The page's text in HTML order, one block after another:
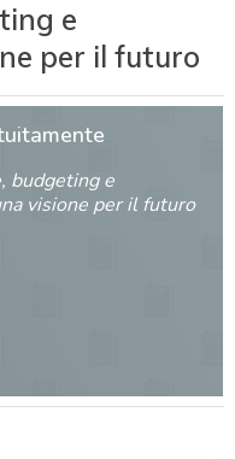
e
per il futuro
budgeting e
visione per il futuro